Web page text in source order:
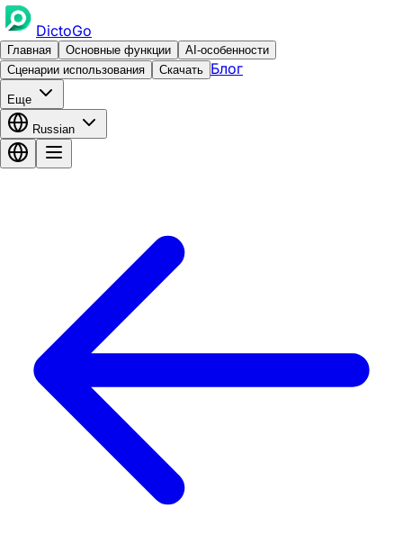
DictoGo
Главная Основные функции
AI-особенности
Сценарии использования
Скачать Блог
Еще
Russian